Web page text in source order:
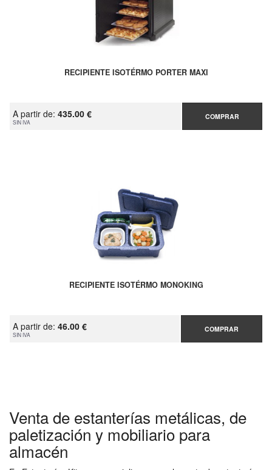
RECIPIENTE ISOTÉRMO PORTER MAXI
A partir de: 435.00 €
SIN IVA
COMPRAR
RECIPIENTE ISOTÉRMO MONOKING
A partir de: 46.00 €
SIN IVA
COMPRAR
Venta de estanterías metálicas, de
paletización y mobiliario para
almacén